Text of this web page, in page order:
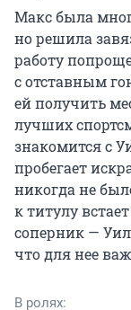
Макс была
но решила
работу
с отставным
ей получить
лучших
знакомится с
пробегает
никогда не
к титулу
соперник —
что для нее
В ролях: